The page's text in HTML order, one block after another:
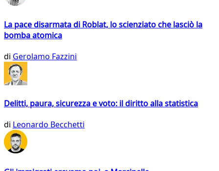
La pace disarmata di Roblat, lo scienziato che lasciò la
bomba atomica
di Gerolamo Fazzini
Delitti, paura, sicurezza e voto: il diritto alla statistica
di Leonardo Becchetti